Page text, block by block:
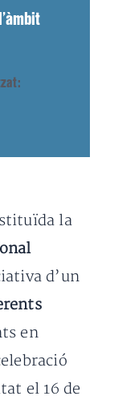
la
d’un
en
el 16 de